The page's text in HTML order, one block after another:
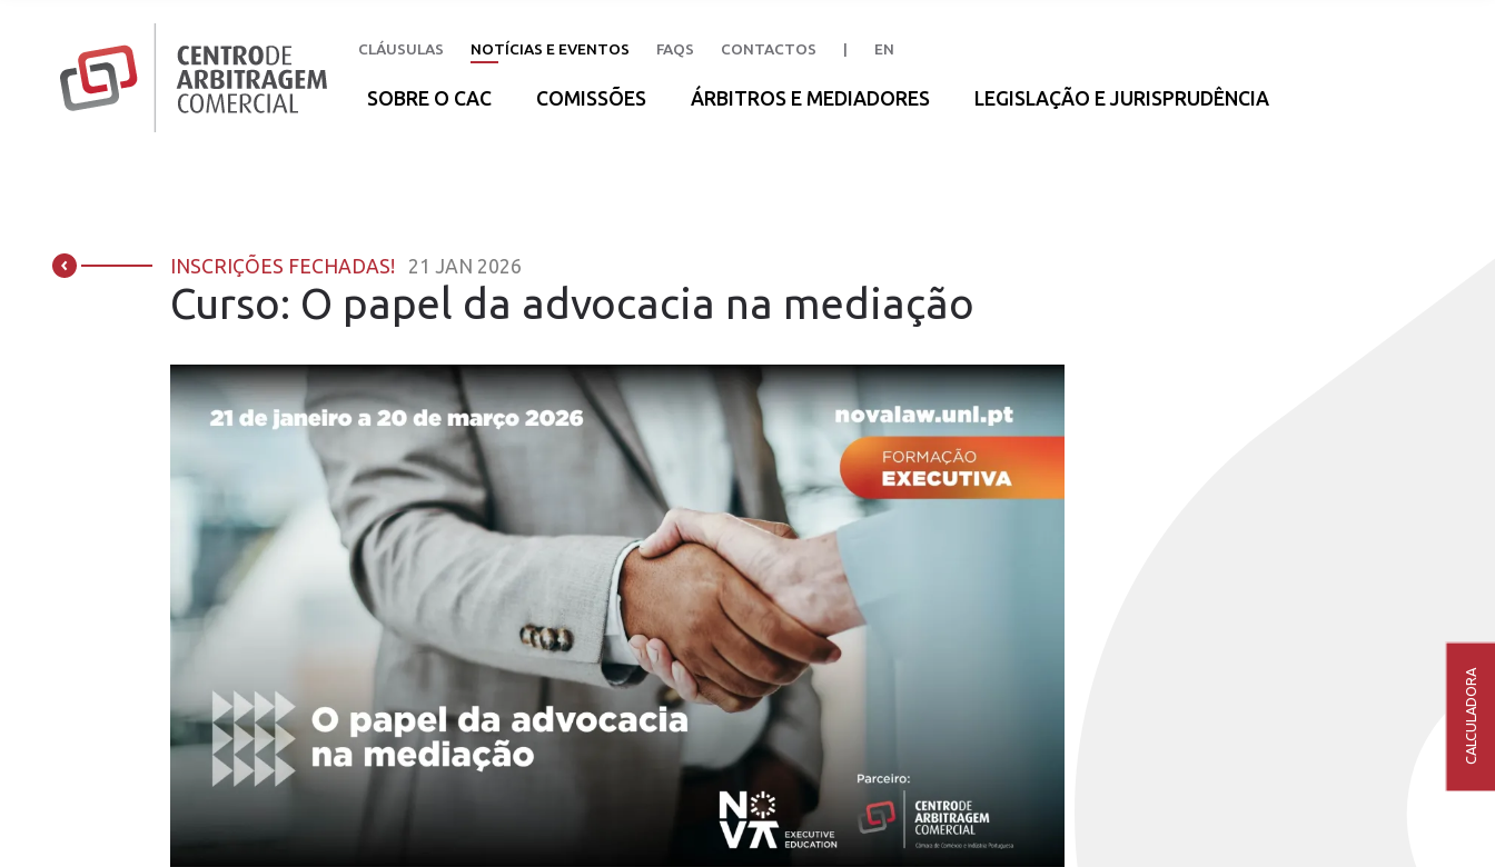
CLÁUSULAS NOTÍCIAS E EVENTOS FAQS CONTACTOS | EN
SOBRE O CAC COMISSÕES ÁRBITROS E MEDIADORES LEGISLAÇÃO E JURISPRUDÊNCIA
CALCULADORA
INSCRIÇÕES FECHADAS! 21 JAN 2026
Curso: O papel da advocacia na mediação